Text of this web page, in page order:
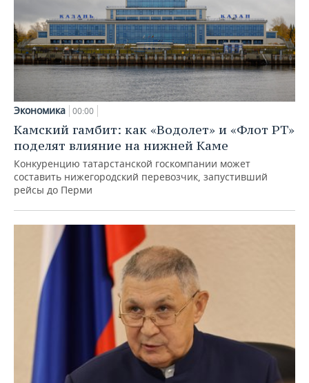
Экономика 00:00
Камский гамбит: как «Водолет» и «Флот РТ»
поделят влияние на нижней Каме
Конкуренцию татарстанской госкомпании может
составить нижегородский перевозчик, запустивший
рейсы до Перми